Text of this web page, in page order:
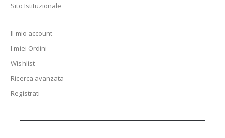
Sito Istituzionale
Il mio account
I miei Ordini
Wishlist
Ricerca avanzata
Registrati